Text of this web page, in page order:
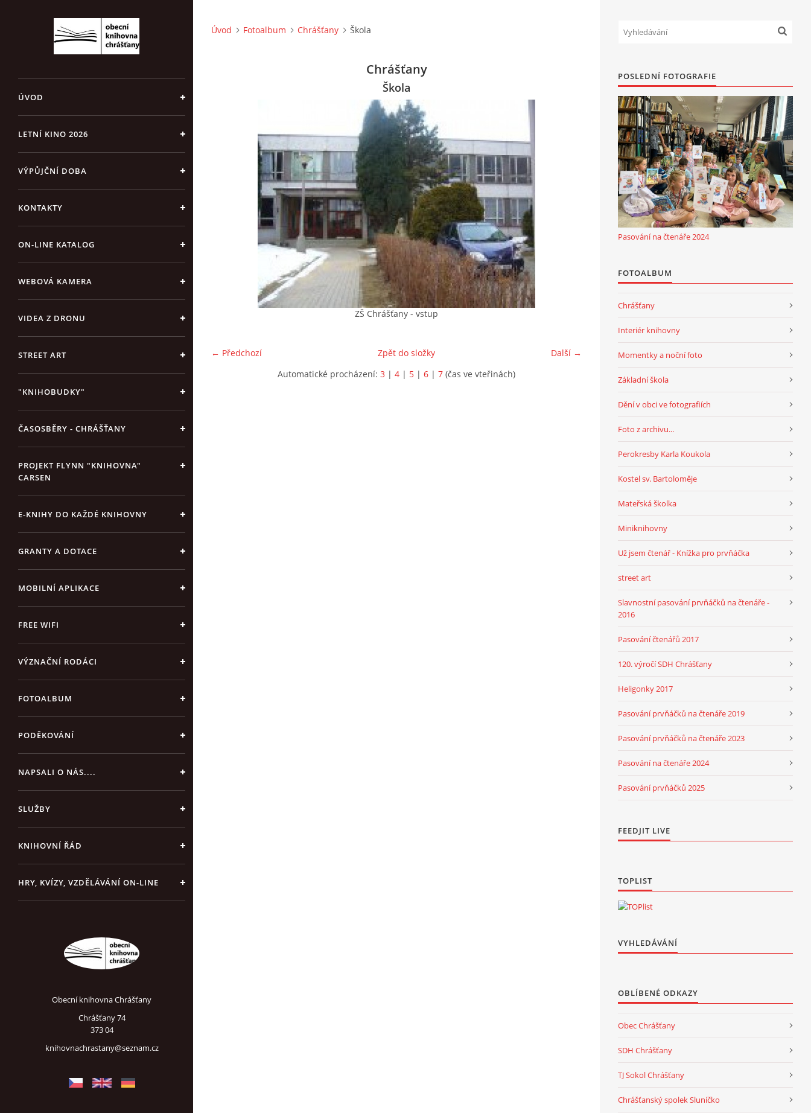
ÚVOD
LETNÍ KINO 2026
VÝPŮJČNÍ DOBA
KONTAKTY
ON-LINE KATALOG
WEBOVÁ KAMERA
VIDEA Z DRONU
STREET ART
"KNIHOBUDKY"
ČASOSBĚRY - CHRÁŠŤANY
PROJEKT FLYNN "KNIHOVNA"
CARSEN
E-KNIHY DO KAŽDÉ KNIHOVNY
GRANTY A DOTACE
MOBILNÍ APLIKACE
FREE WIFI
VÝZNAČNÍ RODÁCI
FOTOALBUM
PODĚKOVÁNÍ
NAPSALI O NÁS....
SLUŽBY
KNIHOVNÍ ŘÁD
HRY, KVÍZY, VZDĚLÁVÁNÍ ON-LINE
Obecní knihovna Chrášťany
Chrášťany 74
373 04
knihovnachrastany@seznam.cz
Úvod Fotoalbum Chrášťany Škola
Chrášťany
Škola
ZŠ Chrášťany - vstup
← Předchozí Další →
Zpět do složky
Automatické procházení: 3 | 4 | 5 | 6 | 7 (čas ve vteřinách)
POSLEDNÍ FOTOGRAFIE
Pasování na čtenáře 2024
FOTOALBUM
Chrášťany
Interiér knihovny
Momentky a noční foto
Základní škola
Dění v obci ve fotografiích
Foto z archivu...
Perokresby Karla Koukola
Kostel sv. Bartoloměje
Mateřská školka
Miniknihovny
Už jsem čtenář - Knížka pro prvňáčka
street art
Slavnostní pasování prvňáčků na čtenáře -
2016
Pasování čtenářů 2017
120. výročí SDH Chrášťany
Heligonky 2017
Pasování prvňáčků na čtenáře 2019
Pasování prvňáčků na čtenáře 2023
Pasování na čtenáře 2024
Pasování prvňáčků 2025
FEEDJIT LIVE
TOPLIST
VYHLEDÁVÁNÍ
OBLÍBENÉ ODKAZY
Obec Chrášťany
SDH Chrášťany
TJ Sokol Chrášťany
Chrášťanský spolek Sluníčko